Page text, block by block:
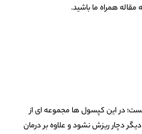
مقاله همراه ما باشید.
در این کپسول ها مجموعه ای از
دچار ریزش نشود و علاوه بر درمان